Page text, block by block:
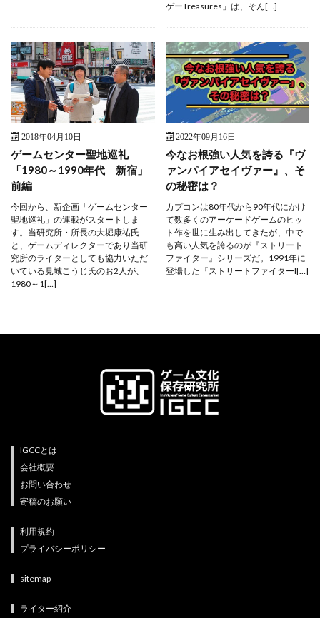
ゲーTreasures」は、そん[…]
2018年04月10日
ゲームセンター聖地巡礼
「1980～1990年代 新宿」
前編
今回から、新企画「ゲームセンター
聖地巡礼」の連載がスタートしま
す。当研究所・所長の大堀康祐氏
と、ゲームディレクターであり当研
究所のライターとしても協力いただ
いている見城こうじ氏のお2人が、
1980～1[…]
2022年09月16日
今なお根強い人気を誇る『ヴ
ァンパイアセイヴァー』、そ
の秘密は？
カプコンは80年代から90年代にかけ
て数多くのアーケードゲームのヒッ
ト作を世に生み出してきたが、中で
も高い人気を誇るのが『ストリート
ファイター』シリーズだ。1991年に
登場した『ストリートファイターI[…]
IGCCとは
会社概要
お問い合わせ
寄稿のお願い
利用規約
プライバシーポリシー
sitemap
ライター紹介